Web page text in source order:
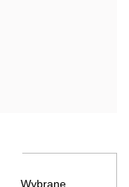
Wybrane